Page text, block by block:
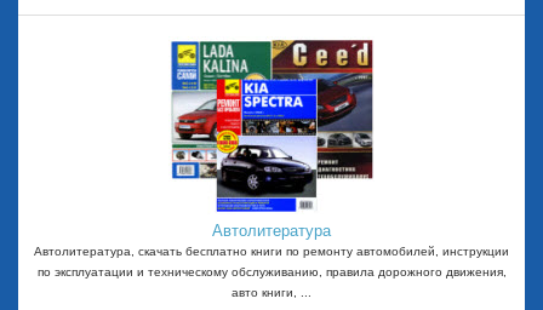
Автолитература
Автолитература, скачать бесплатно книги по ремонту автомобилей, инструкции
по эксплуатации и техническому обслуживанию, правила дорожного движения,
авто книги, ...